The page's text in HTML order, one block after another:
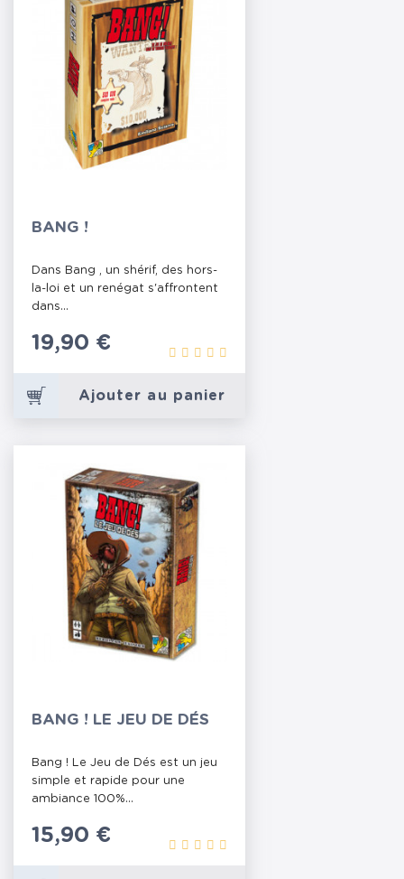
BANG !
Dans Bang , un shérif, des hors-
la-loi et un renégat s'affrontent
dans...
Prix
19,90 €
Ajouter au panier
BANG ! LE JEU DE DÉS
Bang ! Le Jeu de Dés est un jeu
simple et rapide pour une
ambiance 100%...
Prix
15,90 €